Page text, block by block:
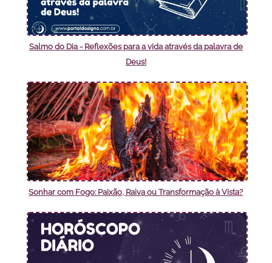
Salmo do Dia - Reflexões para a vida através da palavra de
Deus!
Sonhar com Fogo: Paixão, Raiva ou Transformação à Vista?